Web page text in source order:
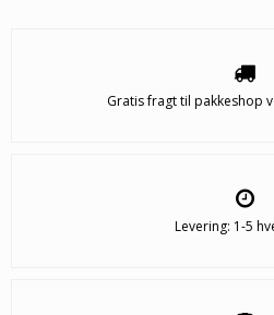
Gratis fragt til pakkeshop
Levering: 1-5